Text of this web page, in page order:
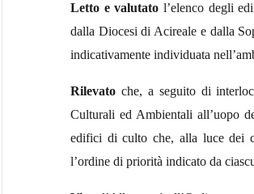
Letto e valutato l’elenco degli
dalla Diocesi di Acireale e dalla
indicativamente individuata
Rilevato che, a seguito di
Culturali ed Ambientali all’uopo
edifici di culto che, alla luce dei
l’ordine di priorità indicato da